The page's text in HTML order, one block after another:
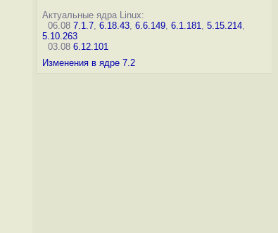
Актуальные ядра Linux:
06.08 7.1.7, 6.18.43, 6.6.149, 6.1.181, 5.15.214,
5.10.263
03.08 6.12.101
Изменения в ядре 7.2